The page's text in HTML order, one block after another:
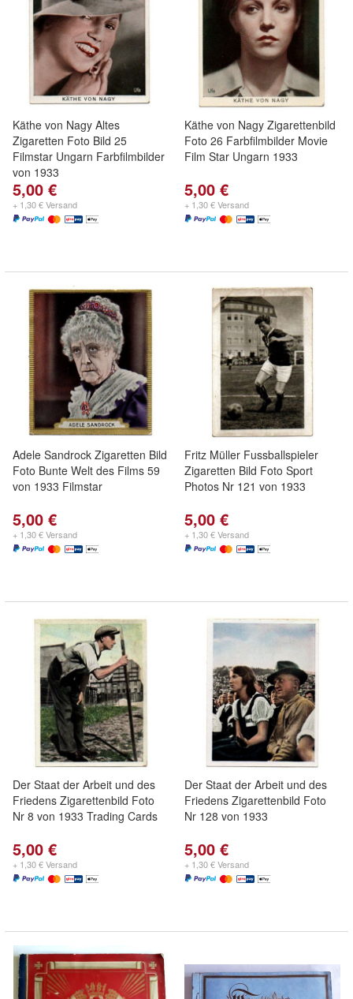
Käthe von Nagy Altes
Zigaretten Foto Bild 25
Filmstar Ungarn Farbfilmbilder
von 1933
5,00 €
+ 1,30 € Versand
Käthe von Nagy Zigarettenbild
Foto 26 Farbfilmbilder Movie
Film Star Ungarn 1933
5,00 €
+ 1,30 € Versand
Adele Sandrock Zigaretten Bild
Foto Bunte Welt des Films 59
von 1933 Filmstar
5,00 €
+ 1,30 € Versand
Fritz Müller Fussballspieler
Zigaretten Bild Foto Sport
Photos Nr 121 von 1933
5,00 €
+ 1,30 € Versand
Der Staat der Arbeit und des
Friedens Zigarettenbild Foto
Nr 8 von 1933 Trading Cards
5,00 €
+ 1,30 € Versand
Der Staat der Arbeit und des
Friedens Zigarettenbild Foto
Nr 128 von 1933
5,00 €
+ 1,30 € Versand